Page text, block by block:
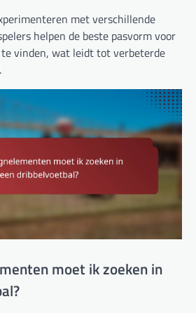
met verschillende
helpen de beste pasvorm voor
vinden, wat leidt tot verbeterde
moet ik zoeken in